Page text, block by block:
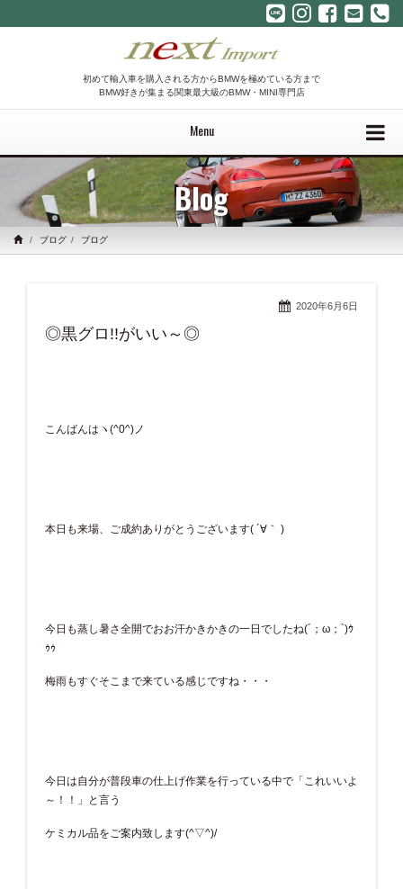
初めて輸入車を購入される方からBMWを極めている方まで
BMW好きが集まる関東最大級のBMW・MINI専門店
Menu
Blog
ブログ ブログ
2020年6月6日
◎黒グロ!!がいい～◎
こんばんはヽ(^0^)ノ
本日も来場、ご成約ありがとうございます( ´∀｀ )
今日も蒸し暑さ全開でおお汗かきかきの一日でしたね(´；ω；`)ｳ
ｩｩ
梅雨もすぐそこまで来ている感じですね・・・
今日は自分が普段車の仕上げ作業を行っている中で「これいいよ
～！！」と言う
ケミカル品をご案内致します(^▽^)/